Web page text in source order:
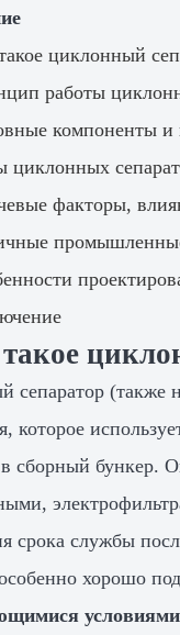
циклонный
работы
компоненты и
циклонных
факторы,
сепаратор (также
которое
сборный бункер.
срока службы
хорошо
условиями